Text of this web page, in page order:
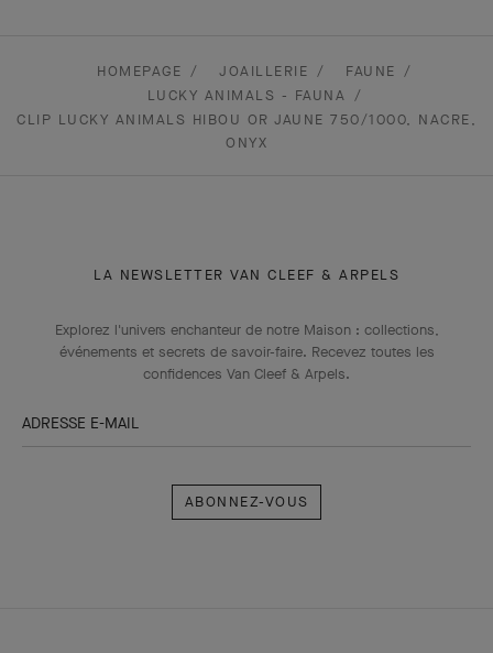
HOMEPAGE JOAILLERIE
FAUNE
LUCKY ANIMALS - FAUNA
CLIP LUCKY ANIMALS HIBOU OR JAUNE 750/1000, NACRE,
ONYX
LA NEWSLETTER VAN CLEEF & ARPELS
Explorez l'univers enchanteur de notre Maison : collections,
événements et secrets de savoir-faire. Recevez toutes les
confidences Van Cleef & Arpels​.
ADRESSE E-MAIL
vous